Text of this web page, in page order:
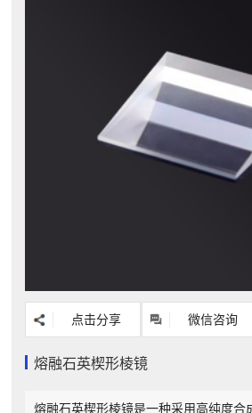
点击分享 微信咨询
熔融石英楔形棱镜
熔融石英楔形棱镜是一种采用高纯度合